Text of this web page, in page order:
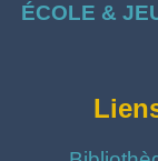
ÉCOLE &